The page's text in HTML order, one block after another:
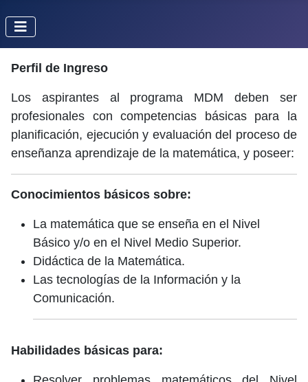
Perfil de Ingreso
Los aspirantes al programa MDM deben ser
profesionales con competencias básicas para la
planificación, ejecución y evaluación del proceso de
enseñanza aprendizaje de la matemática, y poseer:
Conocimientos básicos sobre:
La matemática que se enseña en el Nivel
Básico y/o en el Nivel Medio Superior.
Didáctica de la Matemática.
Las tecnologías de la Información y la
Comunicación.
Habilidades básicas para: